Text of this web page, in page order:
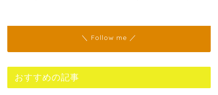
＼ Follow me ／
おすすめの記事